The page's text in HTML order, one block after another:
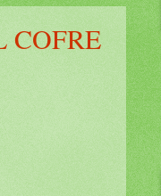
COFRE